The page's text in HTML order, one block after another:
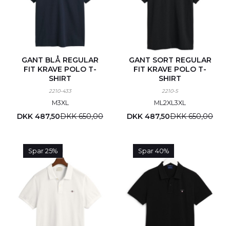
GANT BLÅ REGULAR
FIT KRAVE POLO T-
SHIRT
2210-433
M3XL
DKK 487,50DKK 650,00
GANT SORT REGULAR
FIT KRAVE POLO T-
SHIRT
2210-5
ML2XL3XL
DKK 487,50DKK 650,00
Spar 25% Spar 40%